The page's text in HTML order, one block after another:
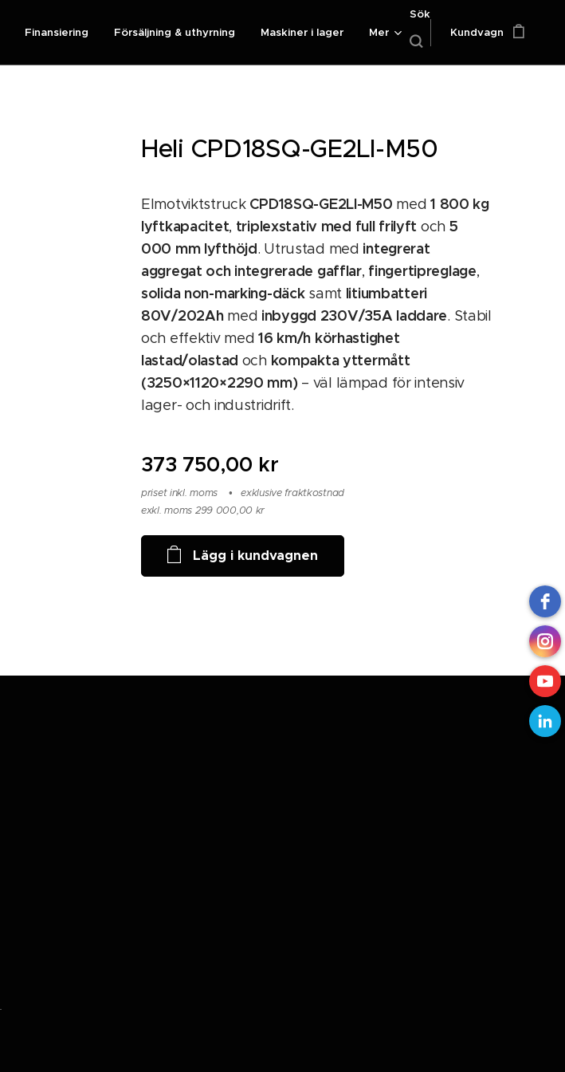
Finansiering Försäljning & uthyrning Maskiner i lager Mer
Sök
Kundvagn
Heli CPD18SQ-GE2LI-M50
Elmotviktstruck CPD18SQ-GE2LI-M50 med1 800 kg
lyftkapacitet, triplexstativ med full frilyft och 5
000 mm lyfthöjd. Utrustad med integrerat
aggregat och integrerade gafflar, fingertipreglage,
solida non-marking-däcksamt litiumbatteri
80V/202Ahmed inbyggd 230V/35A laddare. Stabil
och effektiv med16 km/h körhastighet
lastad/olastad och kompakta yttermått
(3250×1120×2290 mm)– väl lämpad för intensiv
lager- och industridrift.
373 750,00 kr
priset inkl. moms
exklusive fraktkostnad
exkl. moms 299 000,00 kr
Lägg i kundvagnen